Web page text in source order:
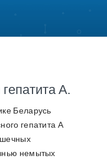
А.
Беларусь
гепатита А
немытых